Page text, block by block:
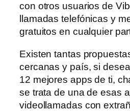
con otros usuarios de
llamadas telefónicas y
gratuitos en cualquier
Existen tantas
cercanas y país, si
12 mejores apps de ti,
se trata de una de esas
videollamadas con